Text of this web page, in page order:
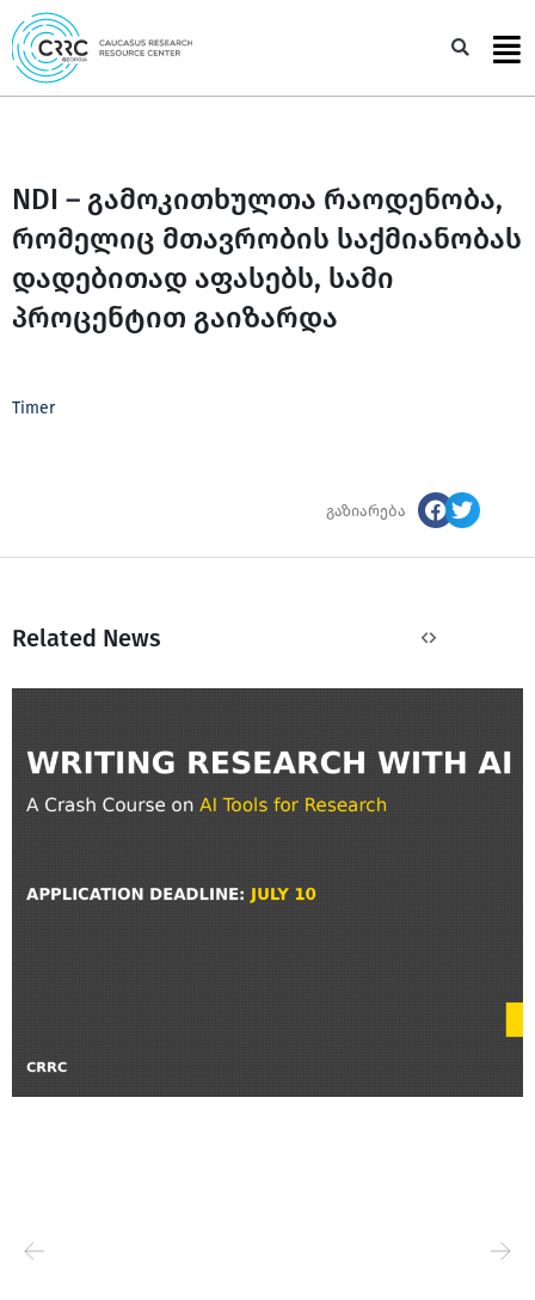
Skip
to
content
NDI – გამოკითხულთა რაოდენობა,
რომელიც მთავრობის საქმიანობას
დადებითად აფასებს, სამი
პროცენტით გაიზარდა
Timer
გაზიარება
Related News